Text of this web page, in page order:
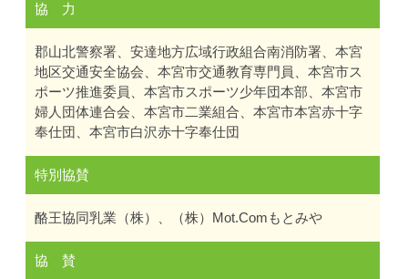
協 力
郡山北警察署、安達地方広域行政組合南消防署、本宮
地区交通安全協会、本宮市交通教育専門員、本宮市ス
ポーツ推進委員、本宮市スポーツ少年団本部、本宮市
婦人団体連合会、本宮市二業組合、本宮市本宮赤十字
奉仕団、本宮市白沢赤十字奉仕団
特別協賛
酪王協同乳業（株）、（株）Mot.Comもとみや
協 賛